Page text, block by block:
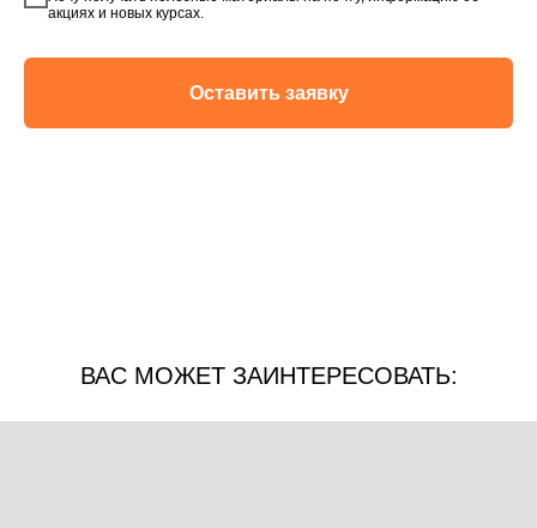
акциях и новых курсах.
Оставить заявку
ВАС МОЖЕТ ЗАИНТЕРЕСОВАТЬ: